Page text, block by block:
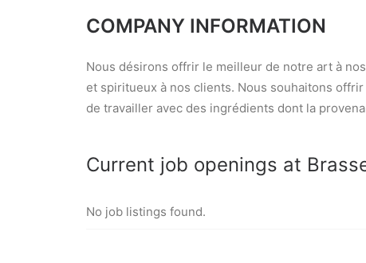
COMPANY INFORMATION
Nous désirons offrir le meilleur de notre art à
et spiritueux à nos clients. Nous souhaitons
de travailler avec des ingrédients dont la
Current job openings at
No job listings found.